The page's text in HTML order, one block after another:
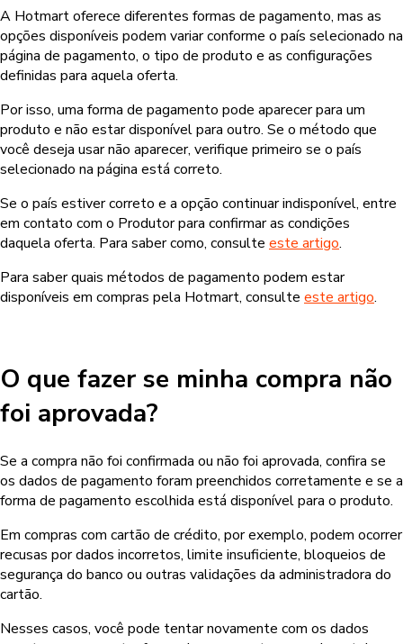
A Hotmart oferece diferentes formas de pagamento, mas as
opções disponíveis podem variar conforme o país selecionado na
página de pagamento, o tipo de produto e as configurações
definidas para aquela oferta.
Por isso, uma forma de pagamento pode aparecer para um
produto e não estar disponível para outro. Se o método que
você deseja usar não aparecer, verifique primeiro se o país
selecionado na página está correto.
Se o país estiver correto e a opção continuar indisponível, entre
em contato com o Produtor para confirmar as condições
daquela oferta. Para saber como, consulte este artigo.
Para saber quais métodos de pagamento podem estar
disponíveis em compras pela Hotmart, consulte este artigo.
O que fazer se minha compra não
foi aprovada?
Se a compra não foi confirmada ou não foi aprovada, confira se
os dados de pagamento foram preenchidos corretamente e se a
forma de pagamento escolhida está disponível para o produto.
Em compras com cartão de crédito, por exemplo, podem ocorrer
recusas por dados incorretos, limite insuficiente, bloqueios de
segurança do banco ou outras validações da administradora do
cartão.
Nesses casos, você pode tentar novamente com os dados